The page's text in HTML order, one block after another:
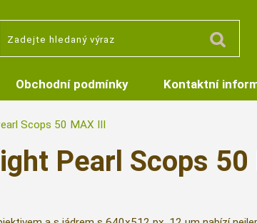
Obchodní podmínky Kontaktní
Scops 50 MAX III
Pearl Scops 50